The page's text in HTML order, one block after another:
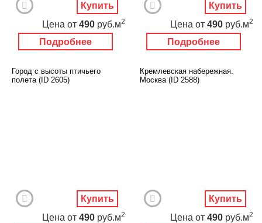
Подробнее
Цена от 490 руб.м2
Купить
Подробнее
Цена от 490 руб.м2
Купить
Город с высоты птичьего
полета (ID 2605)
Цена от 490 руб.м2
Купить
Кремлевская набережная.
Москва (ID 2588)
Цена от 490 руб.м2
Купить